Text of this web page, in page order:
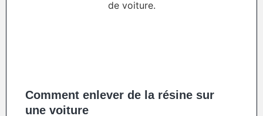
Comment enlever de la résine sur
une voiture